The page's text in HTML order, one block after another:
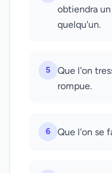
obtiendra
quelqu'un.
5
Que l'on
rompue.
6 Que l'on se